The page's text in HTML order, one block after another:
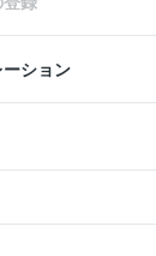
ション